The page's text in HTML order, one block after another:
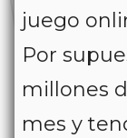
juego
Por
millones
mes y